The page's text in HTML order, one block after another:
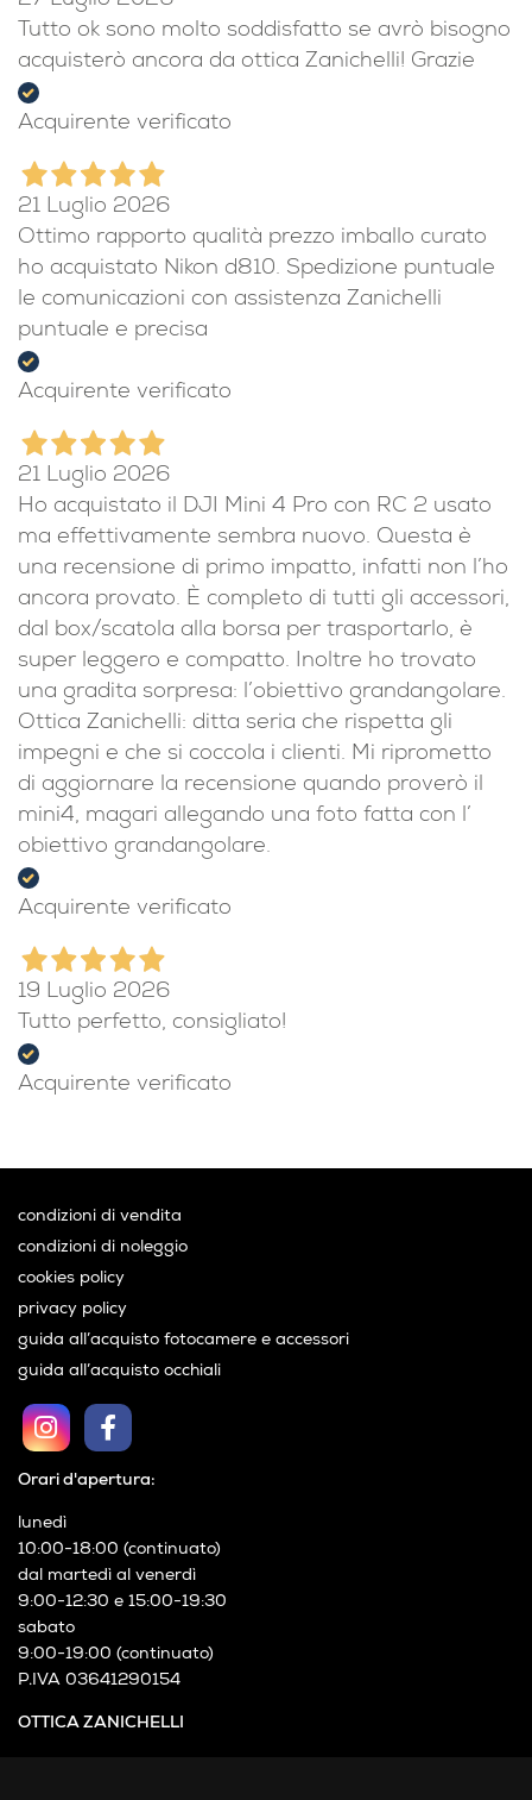
Tutto ok sono molto soddisfatto se avrò bisogno
acquisterò ancora da ottica Zanichelli! Grazie
Acquirente verificato
21 Luglio 2026
Ottimo rapporto qualità prezzo imballo curato
ho acquistato Nikon d810. Spedizione puntuale
le comunicazioni con assistenza Zanichelli
puntuale e precisa
Acquirente verificato
21 Luglio 2026
Ho acquistato il DJI Mini 4 Pro con RC 2 usato
ma effettivamente sembra nuovo. Questa è
una recensione di primo impatto, infatti non l’ho
ancora provato. È completo di tutti gli accessori,
dal box/scatola alla borsa per trasportarlo, è
super leggero e compatto. Inoltre ho trovato
una gradita sorpresa: l’obiettivo grandangolare.
Ottica Zanichelli: ditta seria che rispetta gli
impegni e che si coccola i clienti. Mi riprometto
di aggiornare la recensione quando proverò il
mini4, magari allegando una foto fatta con l’
obiettivo grandangolare.
Acquirente verificato
19 Luglio 2026
Tutto perfetto, consigliato!
Acquirente verificato
OTTICA ZANICHELLI
Orari d'apertura:
lunedì
10:00-18:00 (continuato)
dal martedì al venerdì
9:00-12:30 e 15:00-19:30
sabato
9:00-19:00 (continuato)
P.IVA 03641290154
condizioni di vendita
condizioni di noleggio
cookies policy
privacy policy
guida all’acquisto fotocamere e accessori
guida all’acquisto occhiali